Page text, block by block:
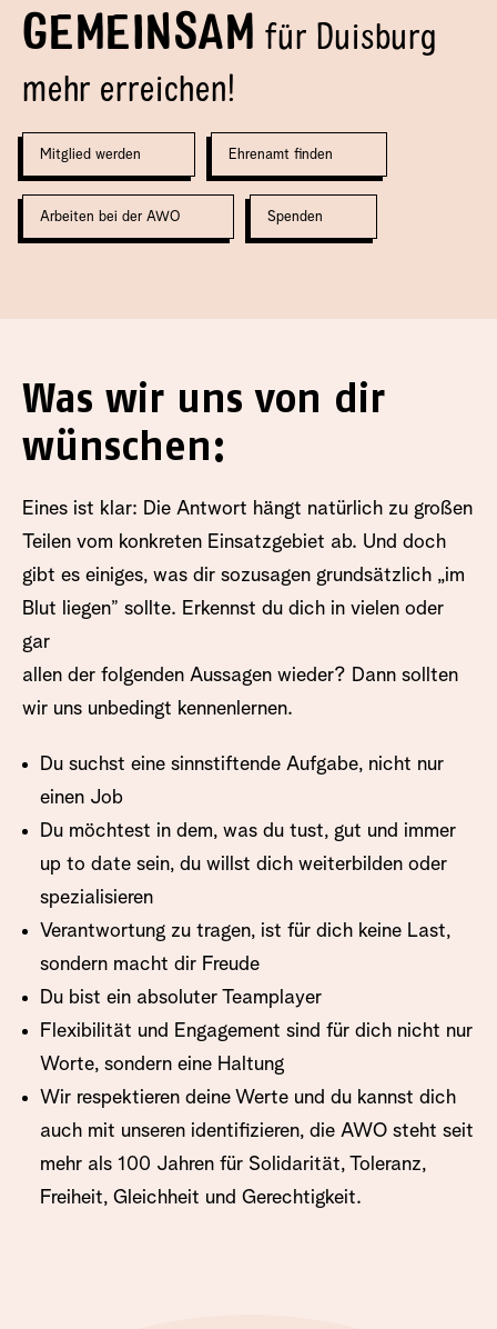
GEMEINSAM für Duisburg
mehr erreichen!
Mitglied werden Ehrenamt finden
Arbeiten bei der AWO Spenden
Was wir uns von dir
wünschen:
Eines ist klar: Die Antwort hängt natürlich zu großen
Teilen vom konkreten Einsatzgebiet ab. Und doch
gibt es einiges, was dir sozusagen grundsätzlich „im
Blut liegen” sollte. Erkennst du dich in vielen oder
gar
allen der folgenden Aussagen wieder? Dann sollten
wir uns unbedingt kennenlernen.
Du suchst eine sinnstiftende Aufgabe, nicht nur
einen Job
Du möchtest in dem, was du tust, gut und immer
up to date sein, du willst dich weiterbilden oder
spezialisieren
Verantwortung zu tragen, ist für dich keine Last,
sondern macht dir Freude
Du bist ein absoluter Teamplayer
Flexibilität und Engagement sind für dich nicht nur
Worte, sondern eine Haltung
Wir respektieren deine Werte und du kannst dich
auch mit unseren identifizieren, die AWO steht seit
mehr als 100 Jahren für Solidarität, Toleranz,
Freiheit, Gleichheit und Gerechtigkeit.